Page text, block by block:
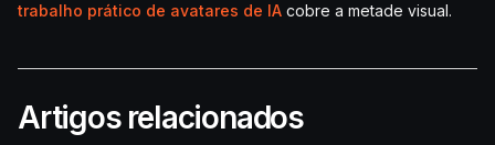
trabalho prático de avatares de IA cobre a metade visual.
Artigos relacionados